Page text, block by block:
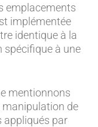
emplacements
implémentée
identique à la
spécifique à une
mentionnons
manipulation de
appliqués par